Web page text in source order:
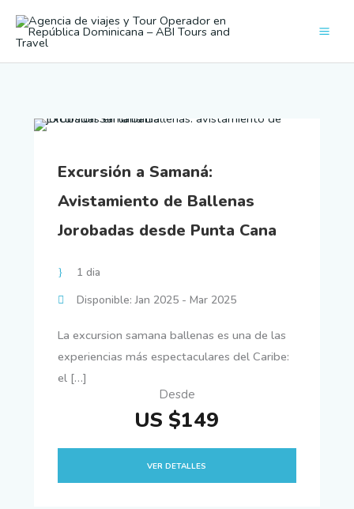
Excursión a Samaná:
Avistamiento de Ballenas
Jorobadas desde Punta Cana
1 dia
Disponible: Jan 2025 - Mar 2025
La excursion samana ballenas es una de las
experiencias más espectaculares del Caribe:
el […]
Desde
US $149
VER DETALLES